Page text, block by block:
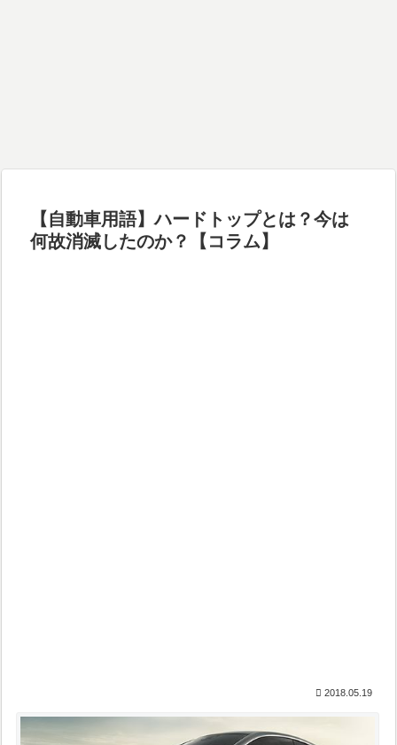
【自動車用語】ハードトップとは？今は
何故消滅したのか？【コラム】
2018.05.19